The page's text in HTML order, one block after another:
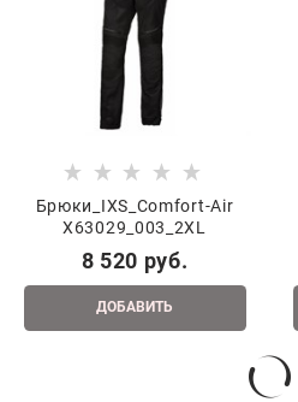
Брюки_IXS_Comfort-Air
X63029_003_2XL
8 520 руб.
ДОБАВИТЬ